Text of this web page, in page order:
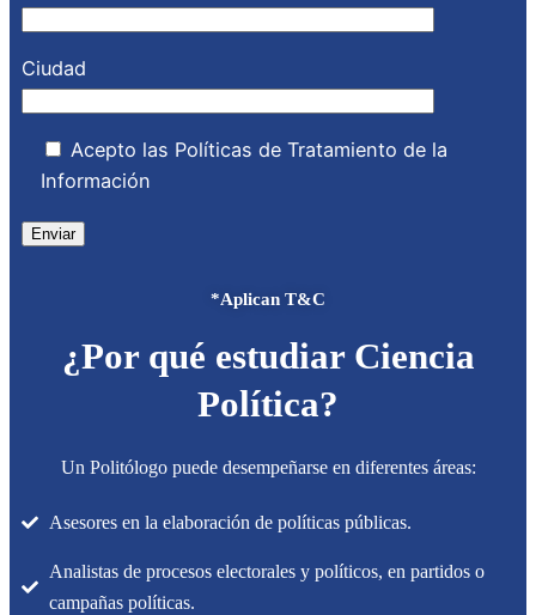
¿Por qué estudiar Ciencia
Política?
Un Politólogo puede desempeñarse en diferentes áreas:
Asesores en la elaboración de políticas públicas.
Analistas de procesos electorales y políticos, en partidos o
campañas políticas.
Ciudad
Acepto las Políticas de Tratamiento de la
Información
*Aplican T&C